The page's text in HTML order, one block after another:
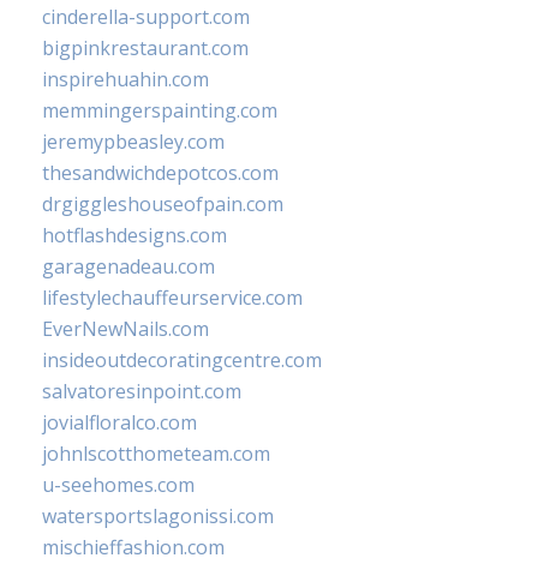
cinderella-support.com
bigpinkrestaurant.com
inspirehuahin.com
memmingerspainting.com
jeremypbeasley.com
thesandwichdepotcos.com
drgiggleshouseofpain.com
hotflashdesigns.com
garagenadeau.com
lifestylechauffeurservice.com
EverNewNails.com
insideoutdecoratingcentre.com
salvatoresinpoint.com
jovialfloralco.com
johnlscotthometeam.com
u-seehomes.com
watersportslagonissi.com
mischieffashion.com